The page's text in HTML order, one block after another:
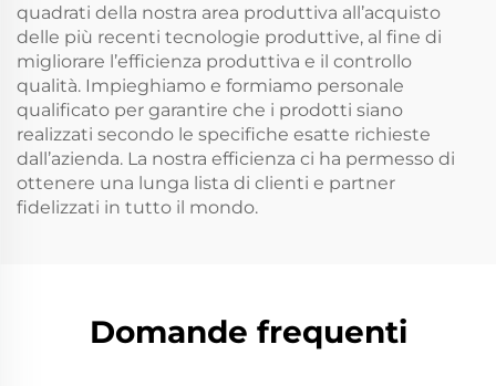
quadrati della nostra area produttiva all’acquisto
delle più recenti tecnologie produttive, al fine di
migliorare l’efficienza produttiva e il controllo
qualità. Impieghiamo e formiamo personale
qualificato per garantire che i prodotti siano
realizzati secondo le specifiche esatte richieste
dall’azienda. La nostra efficienza ci ha permesso di
ottenere una lunga lista di clienti e partner
fidelizzati in tutto il mondo.
Domande frequenti